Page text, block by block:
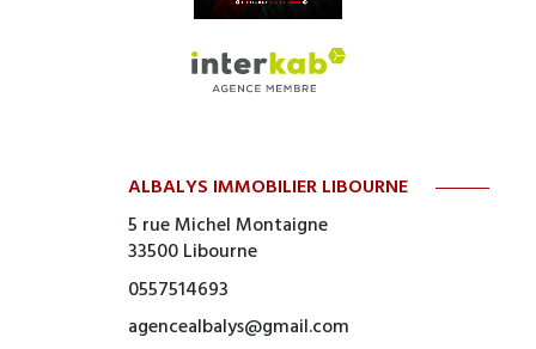
ALBALYS IMMOBILIER LIBOURNE
5 rue Michel Montaigne
33500Libourne
0557514693
agencealbalys@gmail.com